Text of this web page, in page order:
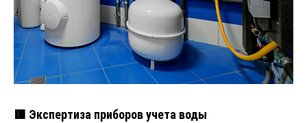
🟥 Экспертиза приборов учета воды